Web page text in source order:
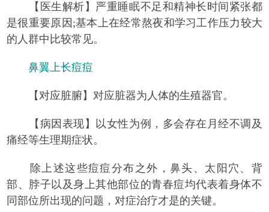
【医生解析】严重睡眠不足和精神长时间紧张都
是很重要原因;基本上在经常熬夜和学习工作压力较大
的人群中比较常见。
鼻翼上长痘痘
【对应脏腑】对应脏器为人体的生殖器官。
【病因表现】以女性为例，多会存在月经不调及
痛经等生理期症状。
除上述这些痘痘分布之外，鼻头、太阳穴、背
部、脖子以及身上其他部位的青春痘均代表着身体不
同部位所出现的问题，对症治疗才是的关键。